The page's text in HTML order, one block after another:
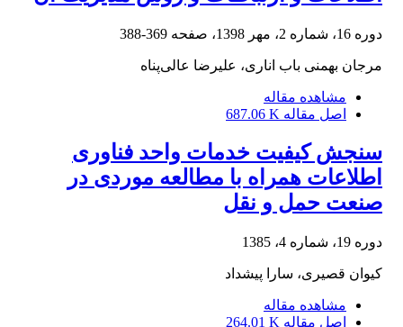
دوره 16، شماره 2، مهر 1398، صفحه 369-388
مرجان بهمنی باب اناری، علیرضا عالی‌پناه
مشاهده مقاله
اصل مقاله 687.06 K
سنجش کیفیت خدمات واحد فناوری
اطلاعات همراه با مطالعه موردی در
صنعت حمل و نقل
دوره 19، شماره 4، 1385
کیوان قصیری، سارا پیشداد
مشاهده مقاله
اصل مقاله 264.01 K